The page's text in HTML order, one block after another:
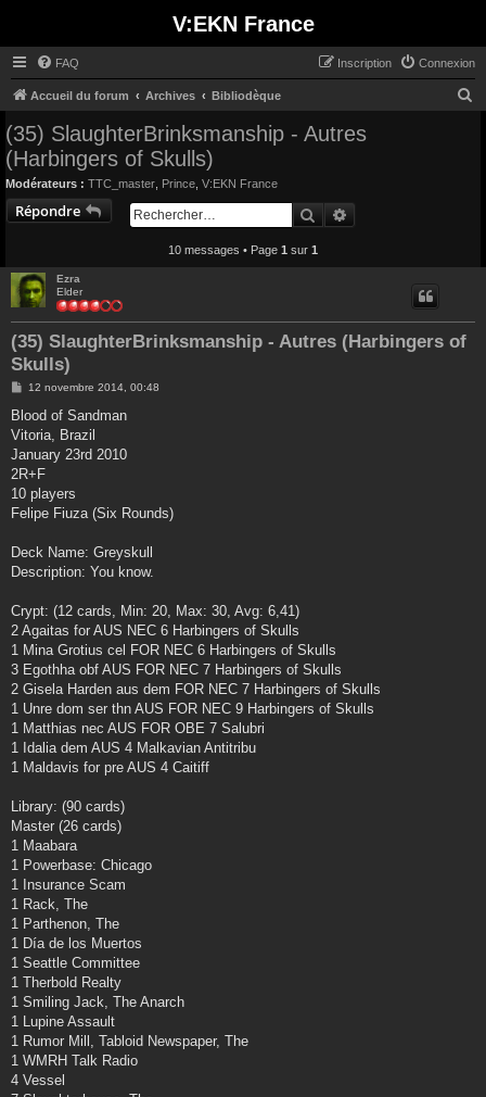
V:EKN France
FAQ Connexion
Inscription
Accueil du forum Archives Bibliodèque
(35) SlaughterBrinksmanship - Autres
(Harbingers of Skulls)
Modérateurs : TTC_master Prince V:EKN France
Répondre Rechercher
10 messages • Page 1 sur 1
Ezra
Elder
(35) SlaughterBrinksmanship - Autres (Harbingers of
Skulls)
M
s
a
g
12 novembre 2014, 00:48
Blood of Sandman
Vitoria, Brazil
January 23rd 2010
2R+F
10 players
Felipe Fiuza (Six Rounds)
Deck Name: Greyskull
Description: You know.
Crypt: (12 cards, Min: 20, Max: 30, Avg: 6,41)
2 Agaitas for AUS NEC 6 Harbingers of Skulls
1 Mina Grotius cel FOR NEC 6 Harbingers of Skulls
3 Egothha obf AUS FOR NEC 7 Harbingers of Skulls
2 Gisela Harden aus dem FOR NEC 7 Harbingers of Skulls
1 Unre dom ser thn AUS FOR NEC 9 Harbingers of Skulls
1 Matthias nec AUS FOR OBE 7 Salubri
1 Idalia dem AUS 4 Malkavian Antitribu
1 Maldavis for pre AUS 4 Caitiff
Library: (90 cards)
Master (26 cards)
1 Maabara
1 Powerbase: Chicago
1 Insurance Scam
1 Rack, The
1 Parthenon, The
1 Día de los Muertos
1 Seattle Committee
1 Therbold Realty
1 Smiling Jack, The Anarch
1 Lupine Assault
1 Rumor Mill, Tabloid Newspaper, The
1 WMRH Talk Radio
4 Vessel